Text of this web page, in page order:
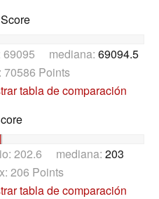
69095 mediana: 69094.5
Points
tabla de comparación
202.6 mediana: 203
206 Points
tabla de comparación